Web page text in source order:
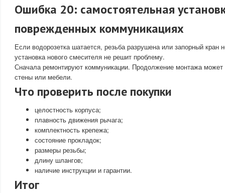
Ошибка 20: самостоятельная
поврежденных коммуникациях
Если водорозетка шатается, резьба разрушена или запорный кран
установка нового смесителя не решит проблему.
Сначала ремонтируют коммуникации. Продолжение монтажа может
стены или мебели.
Что проверить после покупки
целостность корпуса;
плавность движения рычага;
комплектность крепежа;
состояние прокладок;
размеры резьбы;
длину шлангов;
наличие инструкции и гарантии.
Итог